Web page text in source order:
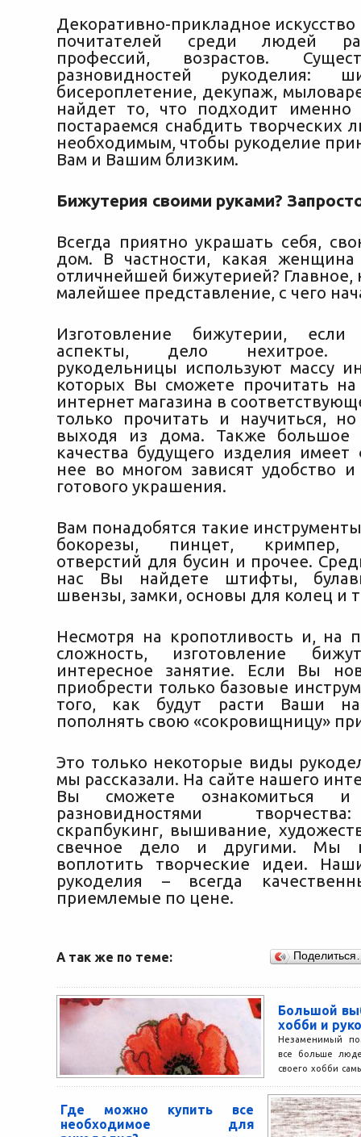
Декоративно-прикладное искусство
почитателей среди людей
профессий, возрастов.
разновидностей рукоделия:
бисероплетение, декупаж,
найдет то, что подходит
постараемся снабдить творческих
необходимым, чтобы рукоделие
Вам и Вашим близким.
Бижутерия своими руками?
Всегда приятно украшать себя,
дом. В частности, какая женщина
отличнейшей бижутерией? Главное,
малейшее представление, с чего
Изготовление бижутерии,
аспекты, дело нехитрое.
рукодельницы используют массу
которых Вы сможете прочитать
интернет магазина в
только прочитать и научиться,
выходя из дома. Также большое
качества будущего изделия имеет
нее во многом зависят удобство
готового украшения.
Вам понадобятся такие
бокорезы, пинцет, кримпер,
отверстий для бусин и прочее.
нас Вы найдете штифты,
швензы, замки, основы для колец и
Несмотря на кропотливость и, на
сложность, изготовление
интересное занятие. Если Вы
приобрести только базовые
того, как будут расти Ваши
пополнять свою «сокровищницу»
Это только некоторые виды
мы рассказали. На сайте нашего
Вы сможете ознакомиться
разновидностями
скрапбукинг, вышивание,
свечное дело и другими. Мы
воплотить творческие идеи.
рукоделия – всегда
приемлемые по цене.
А так же по теме:
Большой
хобби и
Незаменимый
все больше
своего хобби
Где можно купить все
необходимое для